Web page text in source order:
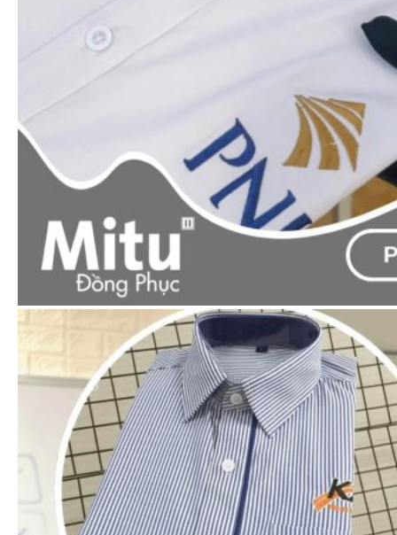
Áo thun polo
Áo thun cổ trụ cổ & tay 3 sọc (Đủ 8 màu áo)